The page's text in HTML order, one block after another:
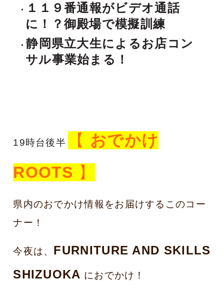
１１９番通報がビデオ通話
に！？御殿場で模擬訓練
静岡県立大生によるお店コン
サル事業始まる！
19時台後半 【 おでかけ
ROOTS 】
県内のおでかけ情報をお届けするこのコー
ナー！
今夜は、 FURNITURE AND SKILLS
SHIZUOKA におでかけ！